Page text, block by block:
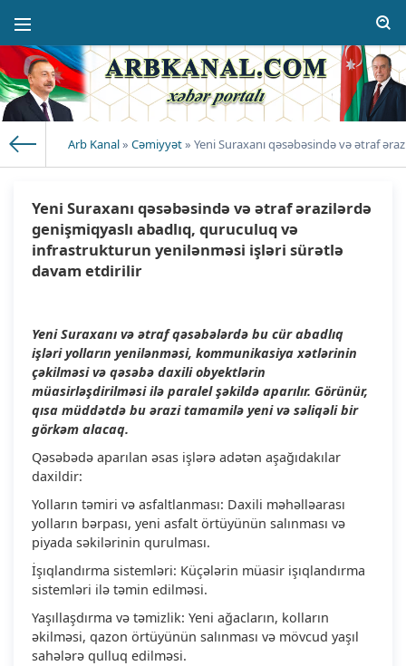
Arb Kanal» Cəmiyyət» Yeni Suraxanı qəsəbəsində və ətraf
Yeni Suraxanı qəsəbəsində və ətraf ərazilərdə
genişmiqyaslı abadlıq, quruculuq və
infrastrukturun yenilənməsi işləri sürətlə
davam etdirilir
Yeni Suraxanı və ətraf qəsəbələrdə bu cür abadlıq
işləri yolların yenilənməsi, kommunikasiya xətlərinin
çəkilməsi və qəsəbə daxili obyektlərin
müasirləşdirilməsi ilə paralel şəkildə aparılır. Görünür,
qısa müddətdə bu ərazi tamamilə yeni və səliqəli bir
görkəm alacaq.
Qəsəbədə aparılan əsas işlərə adətən aşağıdakılar
daxildir:
Yolların təmiri və asfaltlanması: Daxili məhəlləarası
yolların bərpası, yeni asfalt örtüyünün salınması və
piyada səkilərinin qurulması.
İşıqlandırma sistemləri: Küçələrin müasir işıqlandırma
sistemləri ilə təmin edilməsi.
Yaşıllaşdırma və təmizlik: Yeni ağacların, kolların
əkilməsi, qazon örtüyünün salınması və mövcud yaşıl
sahələrə qulluq edilməsi.